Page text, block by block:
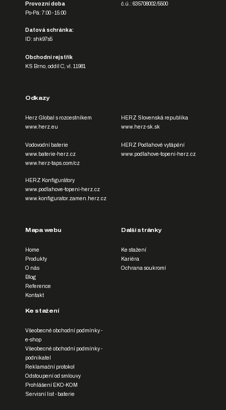
Provozní doba
Po-Pá: 7:00 - 15:00
č.ú.: 635708002/5500
Datová schránka:
ID: shk97s5
Obchodní rejstřík
KS Brno, oddíl C, vl. 11981
Odkazy
Herz Global s rozcestníkem
www.herz.eu
Vodovodní baterie
www.baterie-herz.cz
www.herz-taps.com/cz
HERZ Slovenská republika
www.herz-sk.sk
HERZ Podlahové vytápění
www.podlahove-topeni-herz.cz
HERZ Konfigurátory
www.podlahove-topeni-herz.cz
www.konfigurator.zamen.herz.cz
Mapa webu
Home
Produkty
O nás
Blog
Reference
Kontakt
Další stránky
Ke stažení
Kariéra
Ochrana soukromí
Ke stažení
Všeobecné obchodní podmínky -
e-shop
Všeobecné obchodní podmínky -
podnikatel
Reklamační protokol
Odstoupení od smlouvy
Prohlášení EKO-KOM
Servisní list - baterie